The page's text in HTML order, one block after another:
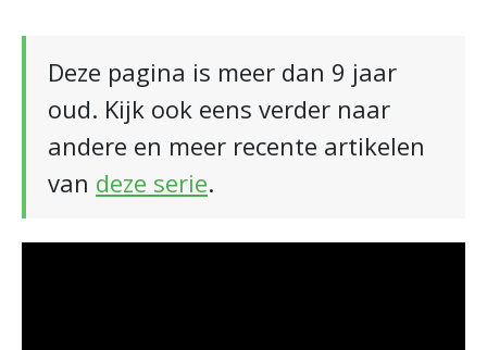
Deze pagina is meer dan 9 jaar
oud. Kijk ook eens verder naar
andere en meer recente artikelen
van deze serie.